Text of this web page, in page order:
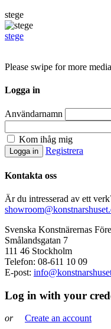
stege
stege
Please swipe for more
Logga in
Användarnamn
Kom ihåg mig
Registrera
Kontakta oss
Är du intresserad av ett
Svenska Konstnärernas
Smålandsgatan 7
111 46 Stockholm
Telefon: 08-611 10 09
E-post:
Log in with your
or Create an account